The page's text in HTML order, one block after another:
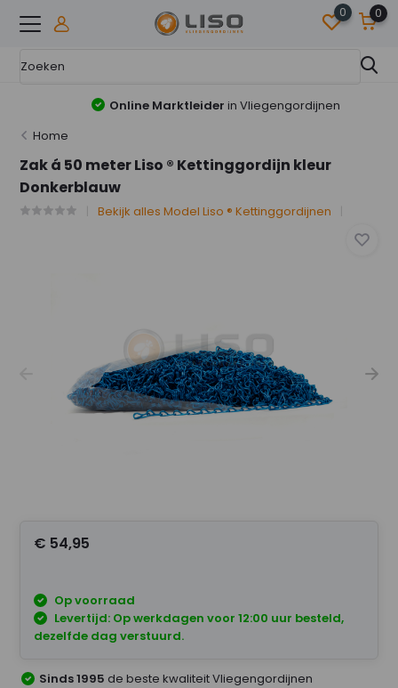
0 0
Online Marktleiderin Vliegengordijnen
Home
Zak á 50 meter Liso ® Kettinggordijn kleur
Donkerblauw
Bekijk alles Model Liso ® Kettinggordijnen
€ 54,95
Op voorraad
Levertijd: Op werkdagen voor 12:00 uur besteld,
dezelfde dag verstuurd.
Sinds 1995 de beste kwaliteit Vliegengordijnen